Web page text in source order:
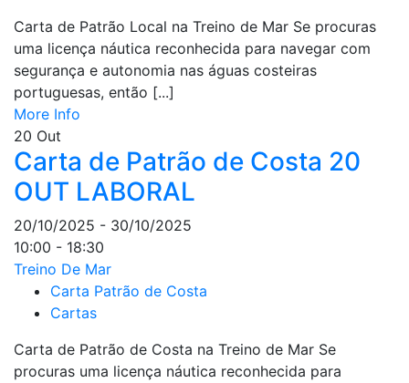
Carta de Patrão Local na Treino de Mar Se procuras
uma licença náutica reconhecida para navegar com
segurança e autonomia nas águas costeiras
portuguesas, então [...]
More Info
20 Out
Carta de Patrão de Costa 20
OUT LABORAL
20/10/2025 - 30/10/2025
10:00 - 18:30
Treino De Mar
Carta Patrão de Costa
Cartas
Carta de Patrão de Costa na Treino de Mar Se
procuras uma licença náutica reconhecida para